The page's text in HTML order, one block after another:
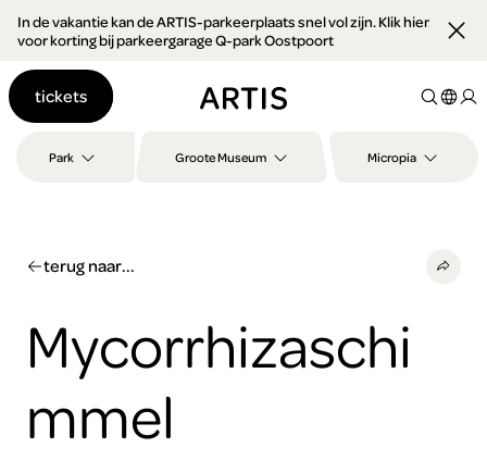
Ga naar
content
Ga
naar
zoeken
naar
In de vakantie kan de ARTIS-parkeerplaats snel vol zijn. Klik hier
voor korting bij parkeergarage Q-park Oostpoort
Park Groote Museum Micropia
tickets
terug naar...
Mycorrhizaschi
mmel